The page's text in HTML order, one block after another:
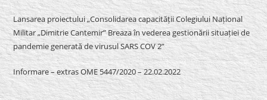
Lansarea proiectului „Consolidarea capacității Colegiului Național
Militar „Dimitrie Cantemir” Breaza în vederea gestionării situației de
pandemie generată de virusul SARS COV 2”
Informare – extras OME 5447/2020 – 22.02.2022